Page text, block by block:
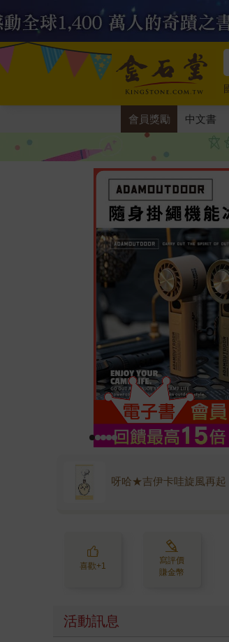
會員獎勵 中文書
呀哈★吉伊卡哇旋風再起
喜歡+1
寫評價
賺金幣
活動訊息